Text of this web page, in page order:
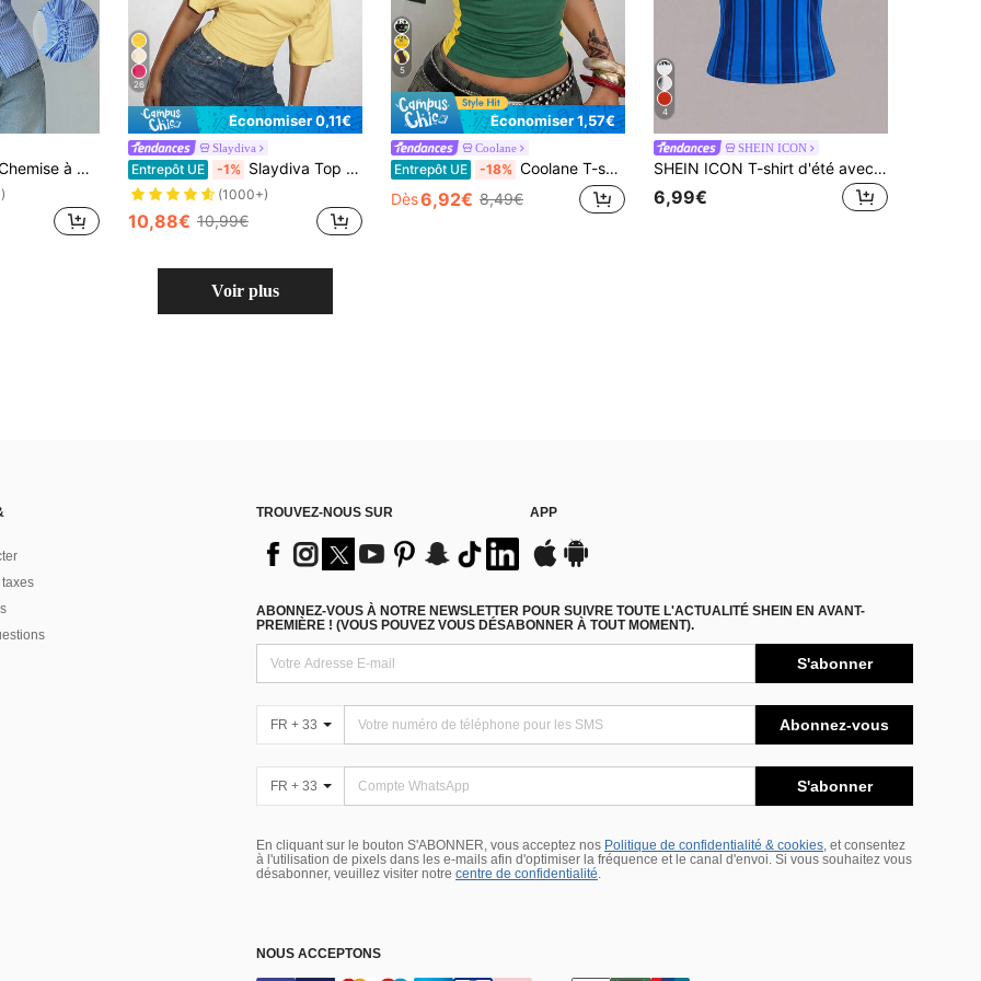
chemise de vacances, chemise rayée à taille cintrée, convient pour le printemps, l'été, l'automne et l'hiver, élégante, vacances, bohème, tenue de travail
26
Économiser 0,11€
Slaydiva
Entrepôt UE -1% Slaydiva Top ample à épaules dénudées, plissé à la taille, blanc. Élégant, romantique, sexy pour fête, date, anniversaire, vacances printemps/été
(1000+)
10,88€ 10,99€
5
Économiser 1,57€
Coolane
Entrepôt UE -18% Coolane T-shirt femme d'été pour festival de musique, streetwear, vacances, décontracté, rave, sortie, sport, sportswear chic, basique, graphique Brésil, extensible, confortable, vert, coupe slim
Dès6,92€ 8,49€
4
SHEIN ICON
SHEIN ICON T-shirt d'été avec imprimé carte de chaleur corporelle
6,99€
Voir plus
taxes
TROUVEZ-NOUS SUR APP
ABONNEZ-VOUS À NOTRE NEWSLETTER POUR SUIVRE TOUTE L'ACTUALITÉ SHEIN EN AVANT-
PREMIÈRE ! (VOUS POUVEZ VOUS DÉSABONNER À TOUT MOMENT).
S'abonner
FR + 33 Abonnez-vous
FR + 33 S'abonner
En cliquant sur le bouton S'ABONNER, vous acceptez nos Politique de confidentialité & cookies, et consentez
à l'utilisation de pixels dans les e-mails afin d'optimiser la fréquence et le canal d'envoi. Si vous souhaitez vous
désabonner, veuillez visiter notre centre de confidentialité.
NOUS ACCEPTONS